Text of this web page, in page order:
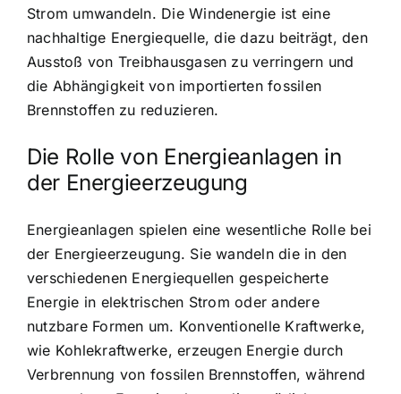
Strom umwandeln. Die Windenergie ist eine
nachhaltige Energiequelle, die dazu beiträgt, den
Ausstoß von Treibhausgasen zu verringern und
die Abhängigkeit von importierten fossilen
Brennstoffen zu reduzieren.
Die Rolle von Energieanlagen in
der Energieerzeugung
Energieanlagen spielen eine wesentliche Rolle bei
der Energieerzeugung. Sie wandeln die in den
verschiedenen Energiequellen gespeicherte
Energie in elektrischen Strom oder andere
nutzbare Formen um. Konventionelle Kraftwerke,
wie Kohlekraftwerke, erzeugen Energie durch
Verbrennung von fossilen Brennstoffen, während